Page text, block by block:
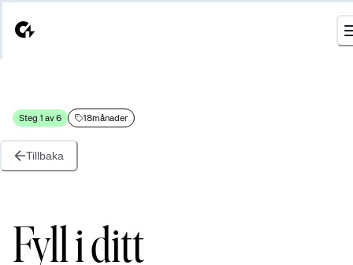
Steg 1 av 6 18månader
Tillbaka
Fyll i ditt